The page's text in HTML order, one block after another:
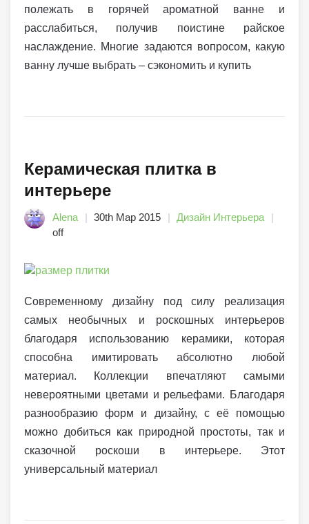
полежать в горячей ароматной ванне и
расслабиться, получив поистине райское
наслаждение. Многие задаются вопросом, какую
ванну лучше выбрать – сэкономить и купить
Керамическая плитка в
интерьере
Alena 30th Мар 2015
Дизайн Интерьера
off
Современному дизайну под силу реализация
самых необычных и роскошных интерьеров
благодаря использованию керамики, которая
способна имитировать абсолютно любой
материал. Коллекции впечатляют самыми
невероятными цветами и рельефами. Благодаря
разнообразию форм и дизайну, с её помощью
можно добиться как природной простоты, так и
сказочной роскоши в интерьере. Этот
универсальный материал